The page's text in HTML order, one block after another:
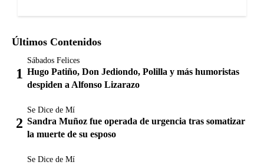
Últimos Contenidos
Sábados Felices
Hugo Patiño, Don Jediondo, Polilla y más humoristas
despiden a Alfonso Lizarazo
Se Dice de Mí
Sandra Muñoz fue operada de urgencia tras somatizar
la muerte de su esposo
Se Dice de Mí